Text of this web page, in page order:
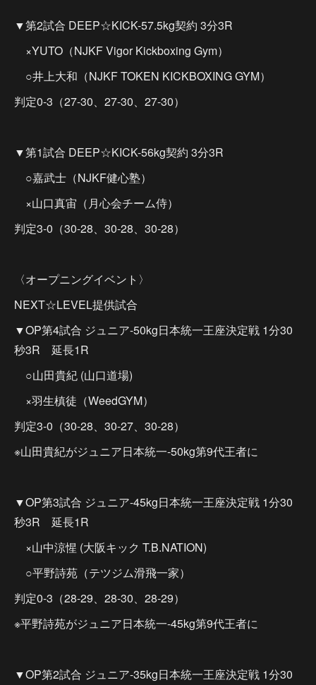
▼第2試合 DEEP☆KICK-57.5kg契約 3分3R
×YUTO（NJKF Vigor Kickboxing Gym）
○井上大和（NJKF TOKEN KICKBOXING GYM）
判定0-3（27-30、27-30、27-30）
▼第1試合 DEEP☆KICK-56kg契約 3分3R
○嘉武士（NJKF健心塾）
×山口真宙（月心会チーム侍）
判定3-0（30-28、30-28、30-28）
〈オープニングイベント〉
NEXT☆LEVEL提供試合
▼OP第4試合 ジュニア-50kg日本統一王座決定戦 1分30
秒3R 延長1R
○山田貴紀 (山口道場)
×羽生槙徒（WeedGYM）
判定3-0（30-28、30-27、30-28）
※山田貴紀がジュニア日本統一-50kg第9代王者に
▼OP第3試合 ジュニア-45kg日本統一王座決定戦 1分30
秒3R 延長1R
×山中涼惺 (大阪キック T.B.NATION)
○平野詩苑（テツジム滑飛一家）
判定0-3（28-29、28-30、28-29）
※平野詩苑がジュニア日本統一-45kg第9代王者に
▼OP第2試合 ジュニア-35kg日本統一王座決定戦 1分30